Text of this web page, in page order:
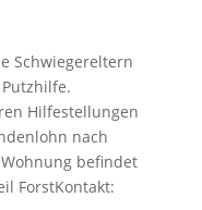
Schwiegereltern
Hilfestellungen
nach
befindet
ForstKontakt: